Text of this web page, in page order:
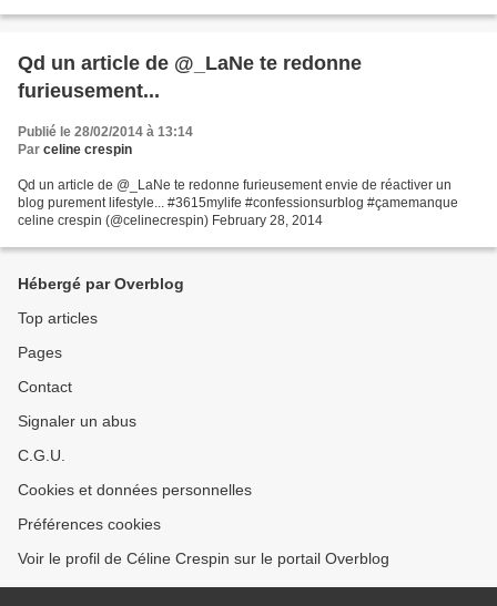
Qd un article de @_LaNe te redonne
furieusement...
Publié le 28/02/2014 à 13:14
Par celine crespin
Qd un article de @_LaNe te redonne furieusement envie de réactiver un
blog purement lifestyle... #3615mylife #confessionsurblog #çamemanque
celine crespin (@celinecrespin) February 28, 2014
Hébergé par Overblog
Top articles
Pages
Contact
Signaler un abus
C.G.U.
Cookies et données personnelles
Préférences cookies
Voir le profil de Céline Crespin sur le portail Overblog